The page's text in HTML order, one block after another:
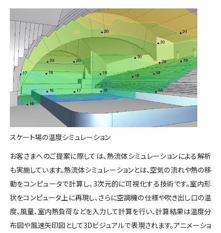
スケート場の温度シミュレーション
お客さまへのご提案に際しては、熱流体シミュレーションによる解析
も実施しています。熱流体シミュレーションとは、空気の流れや熱の移
動をコンピュータで計算し、3次元的に可視化する技術です。室内形
状をコンピュータ上に再現し、さらに空調機の仕様や吹き出し口の温
度、風量、室内熱負荷などを入力して計算を行い、計算結果は温度分
布図や風速矢印図として3Dビジュアルで表現されます。アニメーショ